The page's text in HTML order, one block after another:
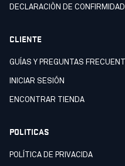
DECLARACIÒN DE CONFIRMIDAD
CLIENTE
GUÍAS Y PREGUNTAS
INICIAR SESIÓN
ENCONTRAR TIENDA
POLITICAS
POLÍTICA DE PRIVACIDA